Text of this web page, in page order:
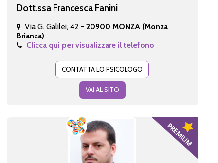
Dott.ssa Francesca Fanini
Via G. Galilei, 42 - 20900 MONZA (Monza
Brianza)
Clicca qui per visualizzare il telefono
CONTATTA LO PSICOLOGO
VAI AL SITO